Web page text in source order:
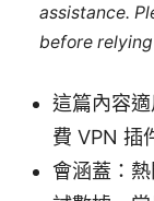
assistance.
before
這篇內容
費 VPN 插
會涵蓋：